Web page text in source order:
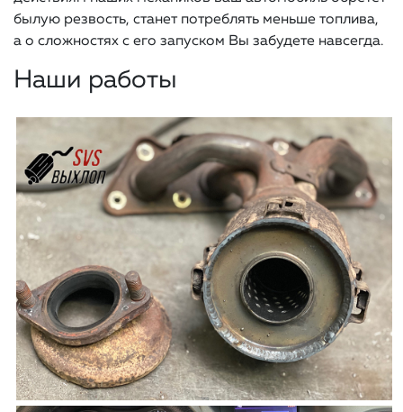
былую резвость, станет потреблять меньше топлива,
а о сложностях с его запуском Вы забудете навсегда.
Наши работы